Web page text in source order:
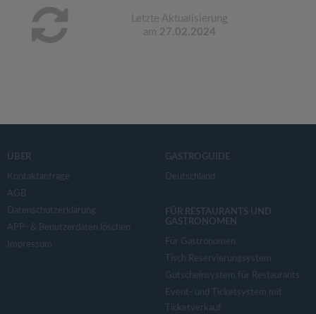
Letzte Aktualisierung
am 27.02.2024
ÜBER
Kontaktanfrage
AGB
Datenschutzerklärung
APP- & Benutzerdaten löschen
Impressum
GASTROGUIDE
Deutschland
FÜR RESTAURANTS UND
GASTRONOMEN
Für Gastronomen
Tisch Reservierungsystem
Gutscheinsystem für Restaurants
Event- und Ticketsystem mit
Ticketverkauf